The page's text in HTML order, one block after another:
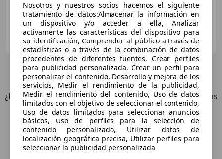
Deysa
ES-28042 MADRID
4 Ofertaspara Ford S-Max
¿Desea ser informado automáticamente sobre vehículos
nuevos para su búsqueda?
Guardar búsqueda
Nosotros y nuestros socios hacemos el siguiente
tratamiento de datos:Almacenar la información en
un dispositivo y/o acceder a ella, Analizar
activamente las características del dispositivo para
su identificación, Comprender al público a través de
estadísticas o a través de la combinación de datos
procedentes de diferentes fuentes, Crear perfiles
para publicidad personalizada, Crear un perfil para
personalizar el contenido, Desarrollo y mejora de los
servicios, Medir el rendimiento de la publicidad,
Medir el rendimiento del contenido, Uso de datos
limitados con el objetivo de seleccionar el contenido,
Uso de datos limitados para seleccionar anuncios
básicos, Uso de perfiles para la selección de
contenido personalizado, Utilizar datos de
localización geográfica precisa, Utilizar perfiles para
seleccionar la publicidad personalizada